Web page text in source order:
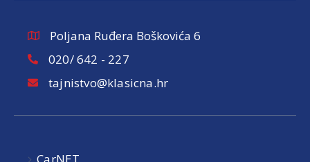
Poljana Ruđera Boškovića 6
020/ 642 - 227
tajnistvo@klasicna.hr
CarNET